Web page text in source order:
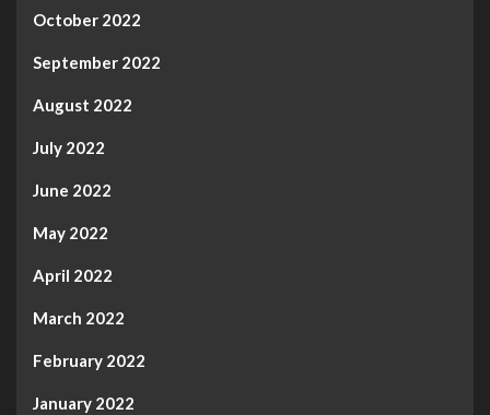
October 2022
September 2022
August 2022
July 2022
June 2022
May 2022
April 2022
March 2022
February 2022
January 2022